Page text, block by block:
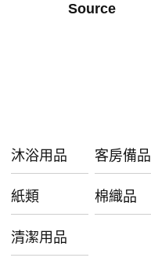
Source
沐浴用品 客房備品
紙類 棉織品
清潔用品